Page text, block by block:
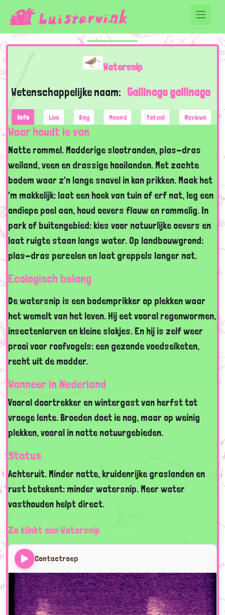
Watersnip
Wetenschappelijke naam: Gallinago gallinago
Info Live Dag Maand Totaal Reviews
Waar houdt ie van
Natte rommel. Modderige slootranden, plas-dras
weiland, veen en drassige hooilanden. Met zachte
bodem waar z’n lange snavel in kan prikken. Maak het
‘m makkelijk: laat een hoek van tuin of erf nat, leg een
ondiepe poel aan, houd oevers flauw en rommelig. In
park of buitengebied: kies voor natuurlijke oevers en
laat ruigte staan langs water. Op landbouwgrond:
plas-dras percelen en laat greppels langer nat.
Ecologisch belang
De watersnip is een bodemprikker op plekken waar
het wemelt van het leven. Hij eet vooral regenwormen,
insectenlarven en kleine slakjes. En hij is zelf weer
prooi voor roofvogels: een gezonde voedselketen,
recht uit de modder.
Wanneer in Nederland
Vooral doortrekker en wintergast van herfst tot
vroege lente. Broeden doet ie nog, maar op weinig
plekken, vooral in natte natuurgebieden.
Status
Achteruit. Minder natte, kruidenrijke graslanden en
rust betekent: minder watersnip. Meer water
vasthouden helpt direct.
Zo klinkt een Watersnip
Contactroep